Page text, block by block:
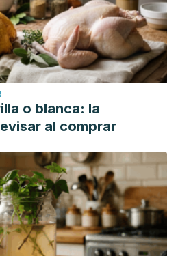
o blanca: la
al comprar